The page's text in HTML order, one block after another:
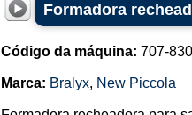
Formadora
Código da máquina: 707-830
Marca: Bralyx, New Piccola